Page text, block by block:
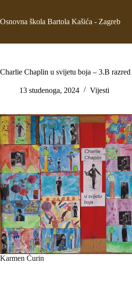
Osnovna škola Bartola Kašića - Zagreb
Charlie Chaplin u svijetu boja – 3.B razred
13 studenoga, 2024 Vijesti
Karmen Ćurin